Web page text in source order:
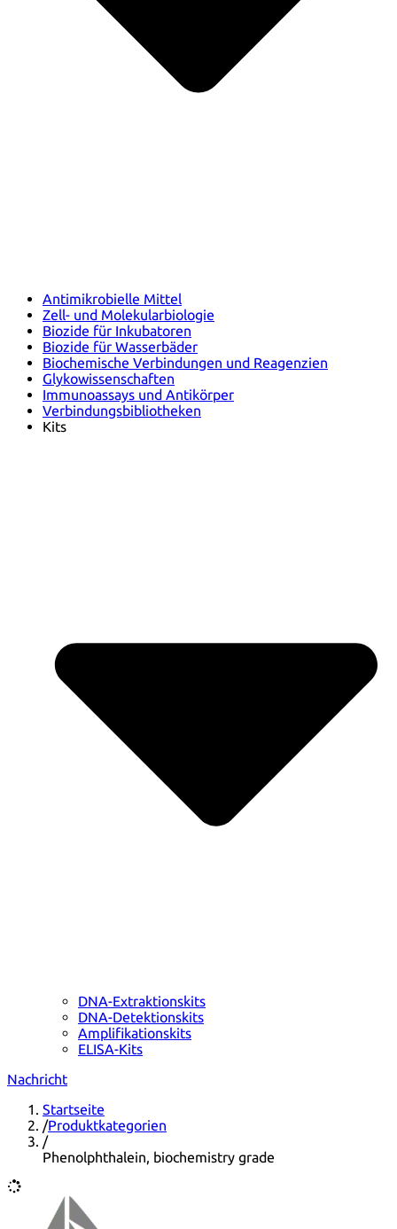
Antimikrobielle Mittel
Zell- und Molekularbiologie
Biozide für Inkubatoren
Biozide für Wasserbäder
Biochemische Verbindungen und Reagenzien
Glykowissenschaften
Immunoassays und Antikörper
Verbindungsbibliotheken
Kits
DNA-Extraktionskits
DNA-Detektionskits
Amplifikationskits
ELISA-Kits
Nachricht
Startseite
/Produktkategorien
/
Phenolphthalein, biochemistry grade